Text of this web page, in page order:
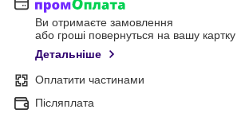
Ви отримаєте замовлення
або гроші повернуться на вашу картку
Детальніше
Оплатити частинами
Післяплата